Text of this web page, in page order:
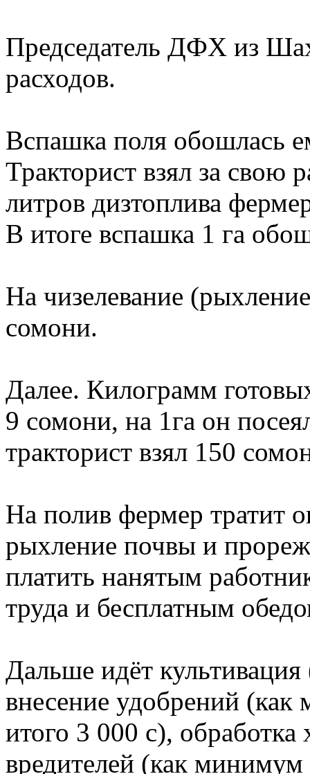
Председатель ДФХ из
расходов.
Вспашка поля обошлась
Тракторист взял за свою
литров дизтоплива
В итоге вспашка 1 га
На чизелевание
сомони.
Далее. Килограмм
9 сомони, на 1га он
тракторист взял 150
На полив фермер тратит
рыхление почвы и
платить нанятым
труда и бесплатным
Дальше идёт
внесение удобрений
итого 3 000 с),
вредителей (как